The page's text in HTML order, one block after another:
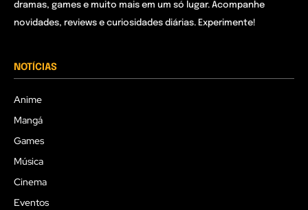
dramas, games e muito mais em um só lugar. Acompanhe
novidades, reviews e curiosidades diárias. Experimente!
NOTÍCIAS
Anime
Mangá
Games
Música
Cinema
Eventos